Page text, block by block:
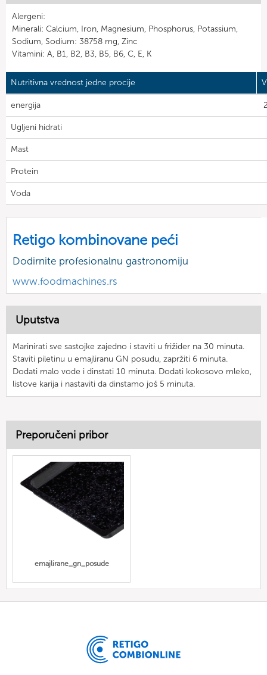
Alergeni:
Minerali: Calcium, Iron, Magnesium, Phosphorus, Potassium,
Sodium, Sodium: 38758 mg, Zinc
Vitamini: A, B1, B2, B3, B5, B6, C, E, K
Nutritivna vrednost jedne procije
energija
Ugljeni hidrati
Mast
Protein
Voda
Retigo kombinovane peći
Dodirnite profesionalnu gastronomiju
www.foodmachines.rs
Uputstva
Marinirati sve sastojke zajedno i staviti u frižider na 30 minuta.
Staviti piletinu u emajliranu GN posudu, zapržiti 6 minuta.
Dodati malo vode i dinstati 10 minuta. Dodati kokosovo mleko,
listove karija i nastaviti da dinstamo još 5 minuta.
Preporučeni pribor
emajlirane_gn_posude